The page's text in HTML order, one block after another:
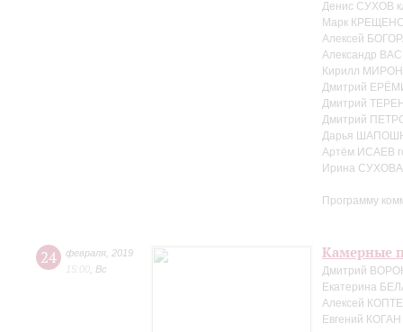
Денис СУХОВ
Марк
Алексей
Александр
Кирилл МИРОН
Дмитрий
Дмитрий
Дмитрий
Дарья
Артём ИСАЕВ
Ирина СУХОВА
Программу
24 февраля 2019
15:00 Вс
Камерные
Дмитрий
Екатерина
Алексей
Евгений